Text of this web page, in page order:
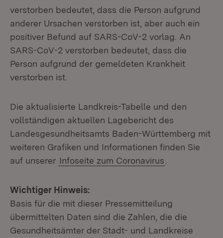
verstorben bedeutet, dass die Person aufgrund
anderer Ursachen verstorben ist, aber auch ein
positiver Befund auf SARS-CoV-2 vorlag. An
SARS-CoV-2 verstorben bedeutet, dass die
Person aufgrund der gemeldeten Krankheit
verstorben ist.
Die aktualisierte Landkreis-Tabelle und den
vollständigen aktuellen Lagebericht des
Landesgesundheitsamts Baden-Württemberg mit
weiteren Grafiken und Informationen finden Sie
auf unserer Infoseite zum Coronavirus
Wichtiger Hinweis:
Basis für die mit dieser Pressemitteilung
übermittelten Daten sind die Zahlen, die die
Gesundheitsämter der Stadt- und Landkreise